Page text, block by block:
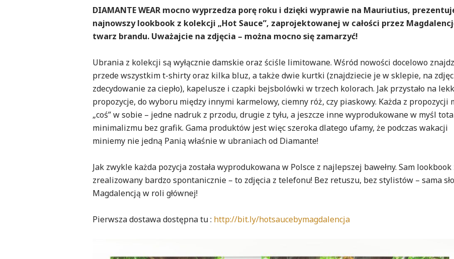
DIAMANTE WEAR mocno wyprzedza porę roku i dzięki wyprawie na Mauriutius,
najnowszy lookbook z kolekcji „Hot Sauce”, zaprojektowanej w całości przez
twarz brandu. Uważajcie na zdjęcia – można mocno się zamarzyć!
Ubrania z kolekcji są wyłącznie damskie oraz ściśle limitowane. Wśród nowości docelowo
przede wszystkim t-shirty oraz kilka bluz, a także dwie kurtki (znajdziecie je w sklepie, na
zdecydowanie za ciepło), kapelusze i czapki bejsbolówki w trzech kolorach. Jak przystało na
propozycje, do wyboru między innymi karmelowy, ciemny róż, czy piaskowy. Każda z propozycji
„coś” w sobie – jedne nadruk z przodu, drugie z tyłu, a jeszcze inne wyprodukowane w myśl
minimalizmu bez grafik. Gama produktów jest więc szeroka dlatego ufamy, że podczas wakacji
miniemy nie jedną Panią właśnie w ubraniach od Diamante!
Jak zwykle każda pozycja została wyprodukowana w Polsce z najlepszej bawełny. Sam lookbook
zrealizowany bardzo spontanicznie – to zdjęcia z telefonu! Bez retuszu, bez stylistów – sama
Magdalencją w roli głównej!
Pierwsza dostawa dostępna tu : http://bit.ly/hotsaucebymagdalencja